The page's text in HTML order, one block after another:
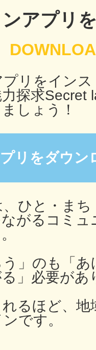
アプリ
リをイン
探求Secret
しょう！
リをダウン
ひと・ま
がるコミュ
」のも「
」必要があ
るほど、地
です。
生駒
秋葉原
日置
高知市
シモキ